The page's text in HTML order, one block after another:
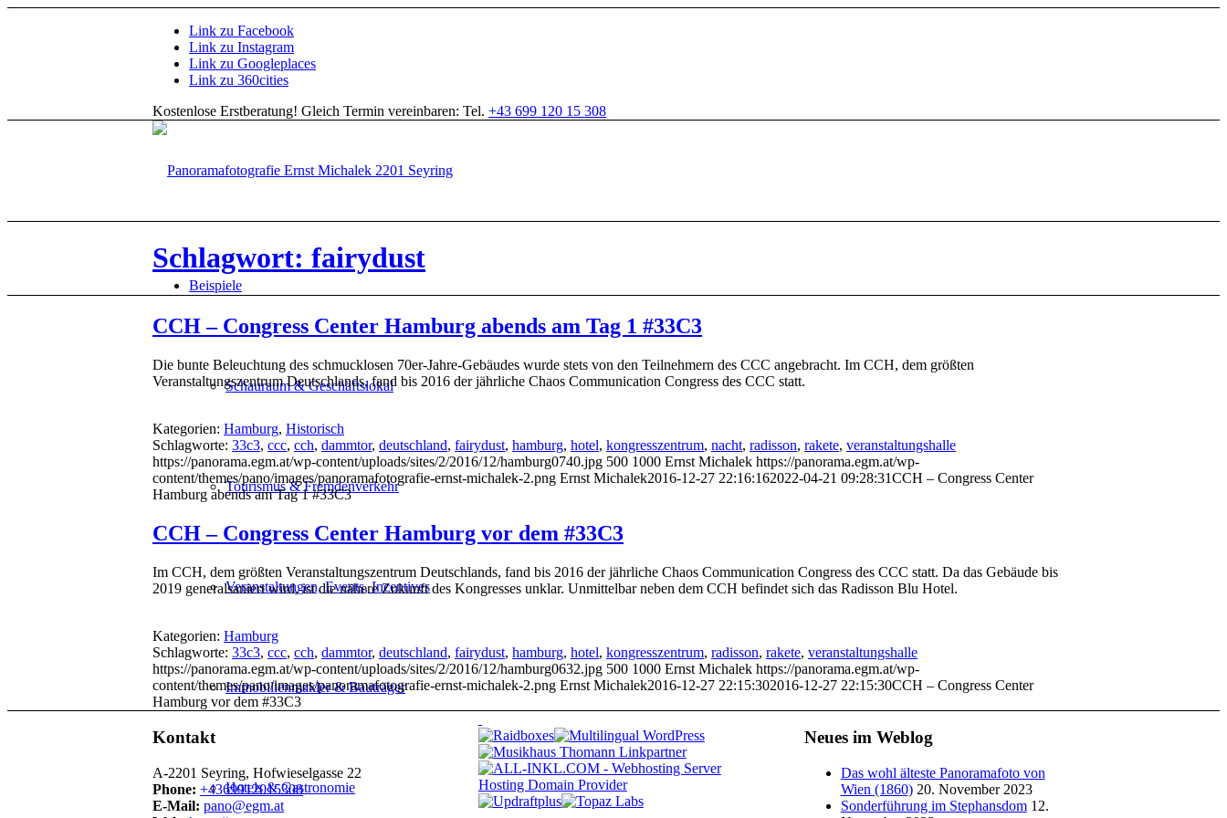
Link zu Facebook
Link zu Instagram
Link zu Googleplaces
Link zu 360cities
Kostenlose Erstberatung! Gleich Termin vereinbaren: Tel. +43 699 120 15 308
Beispiele
Schauraum & Geschäftslokal
Tourismus & Fremdenverkehr
Veranstaltungen, Events, Incentives
Immobilienmakler & Bauträger
Hotels & Gastronomie
Schlagwort: fairydust
CCH – Congress Center Hamburg abends am Tag 1 #33C3
Die bunte Beleuchtung des schmucklosen 70er-Jahre-Gebäudes wurde stets von den Teilnehmern des CCC angebracht. Im CCH, dem größten
Veranstaltungszentrum Deutschlands, fand bis 2016 der jährliche Chaos Communication Congress des CCC statt.
Kategorien: Hamburg, Historisch
Schlagworte: 33c3, ccc, cch, dammtor, deutschland, fairydust, hamburg, hotel, kongresszentrum, nacht, radisson, rakete, veranstaltungshalle
https://panorama.egm.at/wp-content/uploads/sites/2/2016/12/hamburg0740.jpg 500 1000 Ernst Michalek https://panorama.egm.at/wp-
content/themes/pano/images/panoramafotografie-ernst-michalek-2.png Ernst Michalek2016-12-27 22:16:162022-04-21 09:28:31CCH – Congress Center
Hamburg abends am Tag 1 #33C3
CCH – Congress Center Hamburg vor dem #33C3
Im CCH, dem größten Veranstaltungszentrum Deutschlands, fand bis 2016 der jährliche Chaos Communication Congress des CCC statt. Da das Gebäude bis
2019 generalsaniert wird, ist die nähere Zukunft des Kongresses unklar. Unmittelbar neben dem CCH befindet sich das Radisson Blu Hotel.
Kategorien: Hamburg
Schlagworte: 33c3, ccc, cch, dammtor, deutschland, fairydust, hamburg, hotel, kongresszentrum, radisson, rakete, veranstaltungshalle
https://panorama.egm.at/wp-content/uploads/sites/2/2016/12/hamburg0632.jpg 500 1000 Ernst Michalek https://panorama.egm.at/wp-
content/themes/pano/images/panoramafotografie-ernst-michalek-2.png Ernst Michalek2016-12-27 22:15:302016-12-27 22:15:30CCH – Congress Center
Hamburg vor dem #33C3
Kontakt
A-2201 Seyring, Hofwieselgasse 22
Phone: +4369912015308
E-Mail: pano@egm.at
Neues im Weblog
Das wohl älteste Panoramafoto von
Wien (1860) 20. November 2023
Sonderführung im Stephansdom 12.